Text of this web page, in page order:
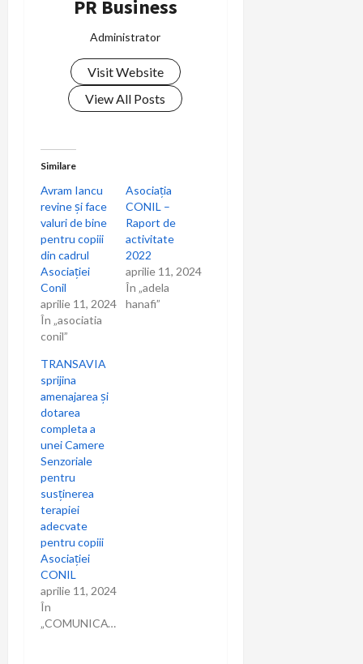
i
o
n
PR Business
Administrator
Visit Website
View All Posts
Similare
Avram Iancu
revine și face
valuri de bine
pentru copiii
din cadrul
Asociației
Conil
aprilie 11, 2024
În „asociatia
conil”
Asociația
CONIL –
Raport de
activitate
2022
aprilie 11, 2024
În „adela
hanafi”
TRANSAVIA
sprijina
amenajarea și
dotarea
completa a
unei Camere
Senzoriale
pentru
susținerea
terapiei
adecvate
pentru copiii
Asociației
CONIL
aprilie 11, 2024
În
„COMUNICAT”